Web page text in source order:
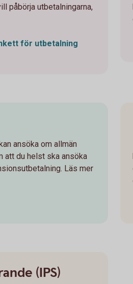
påbörja utbetalningarna,
för utbetalning
ansöka om allmän
att du helst ska ansöka
Läs mer
(IPS)